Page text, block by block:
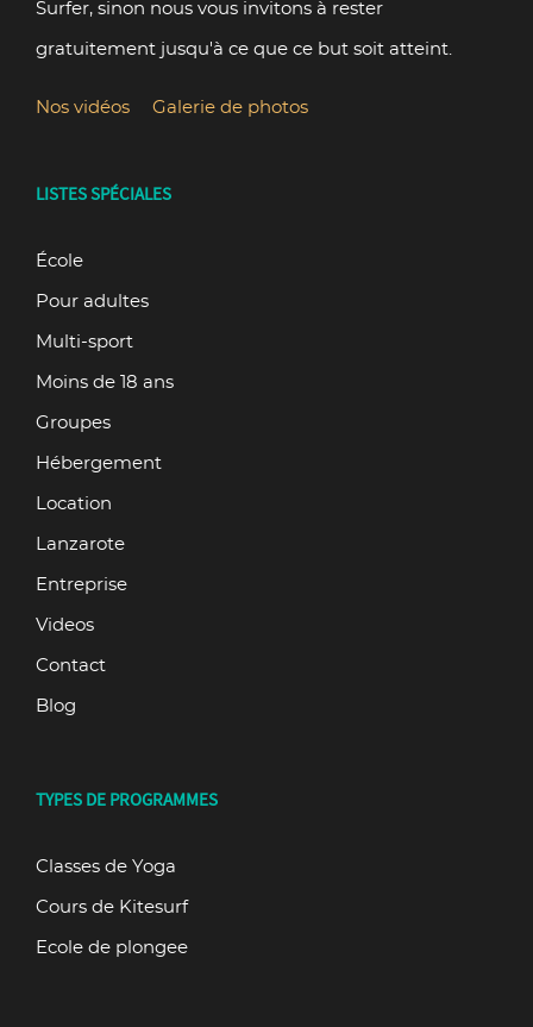
Surfer, sinon nous vous invitons à rester
gratuitement jusqu'à ce que ce but soit atteint.
Nos vidéos Galerie de photos
LISTES SPÉCIALES
École
Pour adultes
Multi-sport
Moins de 18 ans
Groupes
Hébergement
Location
Lanzarote
Entreprise
Videos
Contact
Blog
TYPES DE PROGRAMMES
Classes de Yoga
Cours de Kitesurf
Ecole de plongee